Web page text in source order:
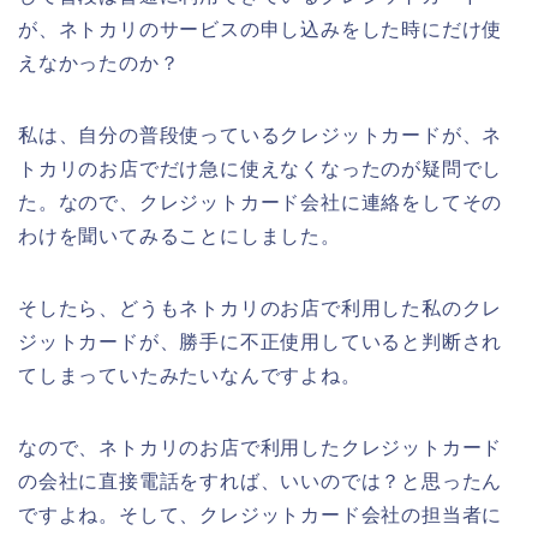
が、ネトカリのサービスの申し込みをした時にだけ使
えなかったのか？
私は、自分の普段使っているクレジットカードが、ネ
トカリのお店でだけ急に使えなくなったのが疑問でし
た。なので、クレジットカード会社に連絡をしてその
わけを聞いてみることにしました。
そしたら、どうもネトカリのお店で利用した私のクレ
ジットカードが、勝手に不正使用していると判断され
てしまっていたみたいなんですよね。
なので、ネトカリのお店で利用したクレジットカード
の会社に直接電話をすれば、いいのでは？と思ったん
ですよね。そして、クレジットカード会社の担当者に